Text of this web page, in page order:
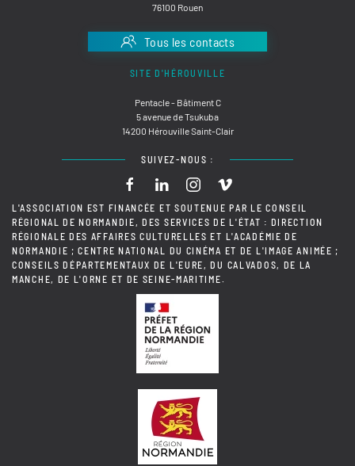
76100 Rouen
Tous les contacts
SITE D'HÉROUVILLE
Pentacle - Bâtiment C
5 avenue de Tsukuba
14200 Hérouville Saint-Clair
SUIVEZ-NOUS :
L'ASSOCIATION EST FINANCÉE ET SOUTENUE PAR LE CONSEIL
RÉGIONAL DE NORMANDIE, DES SERVICES DE L'ÉTAT : DIRECTION
RÉGIONALE DES AFFAIRES CULTURELLES ET L'ACADÉMIE DE
NORMANDIE ; CENTRE NATIONAL DU CINÉMA ET DE L'IMAGE ANIMÉE ;
CONSEILS DÉPARTEMENTAUX DE L'EURE, DU CALVADOS, DE LA
MANCHE, DE L'ORNE ET DE SEINE-MARITIME.